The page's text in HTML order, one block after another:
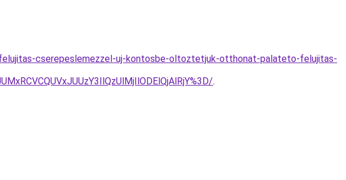
cserepeslemezzel-uj-kontosbe-oltoztetjuk-otthonat-palateto-felujitas-
.